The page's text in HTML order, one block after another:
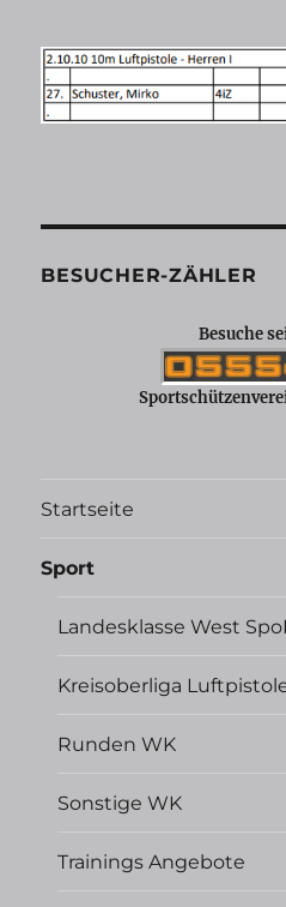
BESUCHER-ZÄHLER
Besuche
Startseite
Sport
Landesklasse West
Kreisoberliga
Runden WK
Sonstige WK
Trainings Angebote